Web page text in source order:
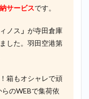
サービスです。
ノス 」 が寺田倉庫
した。羽田空港第
箱もオシャレで頑
のWEBで集荷依